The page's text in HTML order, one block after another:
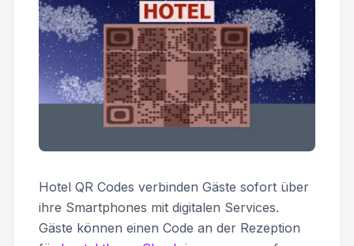
Hotel QR Codes verbinden Gäste sofort über
ihre Smartphones mit digitalen Services.
Gäste können einen Code an der Rezeption